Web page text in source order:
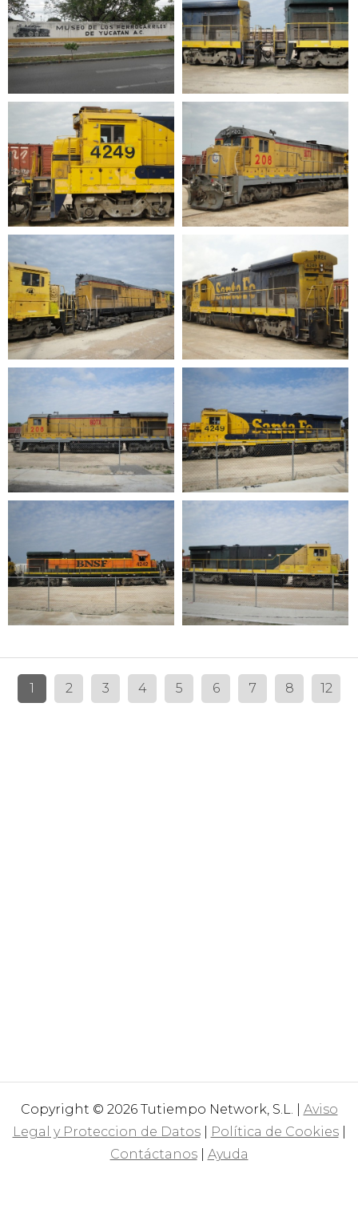
1 2 3 4 5 6 7 8 12
Copyright © 2026 Tutiempo Network, S.L. | Aviso
Legal y Proteccion de Datos| Política de Cookies|
Contáctanos| Ayuda